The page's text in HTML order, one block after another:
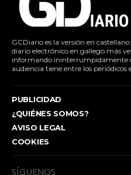
GCDiario es la versión en
diario electrónico en gallego más
informando ininterrumpidamente
audiencia tiene entre los periódicos
PUBLICIDAD
¿QUIÉNES SOMOS?
AVISO LEGAL
COOKIES
SÍGUENOS